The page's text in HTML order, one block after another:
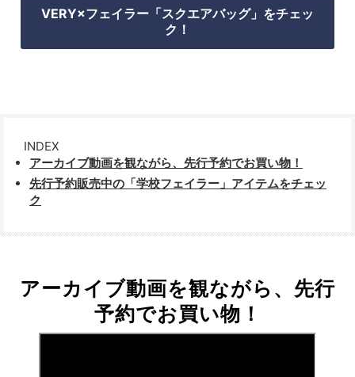
VERY×フェイラー「スクエアバッグ」をチェッ
ク！
INDEX
アーカイブ動画を観ながら、先行予約でお買い物！
先行予約販売中の「学校フェイラー」アイテムをチェッ
ク
アーカイブ動画を観ながら、先行
予約でお買い物！